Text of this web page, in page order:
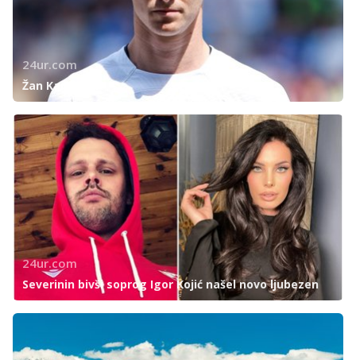
24ur.com
Žan Karničnik
24ur.com
Severinin bivši soprog Igor Kojić našel novo ljubezen